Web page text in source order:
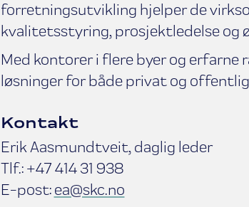
forretningsutvikling hjelper de
kvalitetsstyring, prosjektledelse og
Med kontorer i flere byer og erfarne
løsninger for både privat og
Kontakt
Erik Aasmundtveit, daglig leder
Tlf.: +47 414 31 938
E-post:ea@skc.no